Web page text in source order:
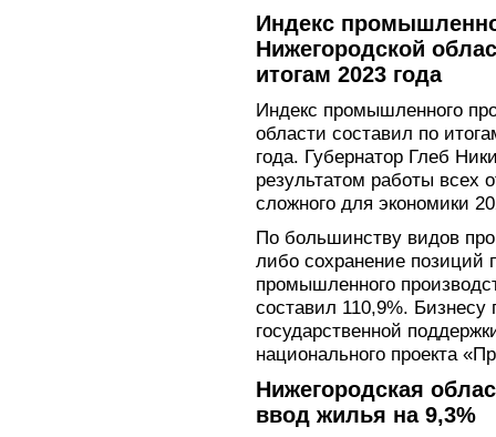
Индекс
Нижегородской
итогам 2023 года
Индекс промышленного
области составил по
года. Губернатор Глеб
результатом работы всех
сложного для экономики
По большинству видов
либо сохранение позиций
промышленного
составил 110,9%. Бизнесу
государственной
национального проекта
Нижегородская
ввод жилья на 9,3%